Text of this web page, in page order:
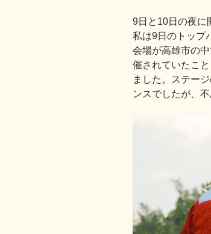
9日と10日の夜に
私は9日のトップ
会場が高雄市の
催されていたこ
ました。ステー
ンスでしたが、